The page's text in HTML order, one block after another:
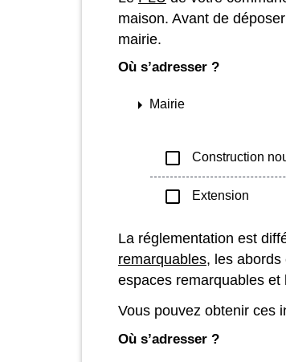
maison. Avant de
mairie.
Où s’adresser ?
arrow_right Mairie
check_box_outline_blank Construction
check_box_outline_blank Extension
La réglementation est
remarquables, les
espaces remarquables
Vous pouvez obtenir ces
Où s’adresser ?